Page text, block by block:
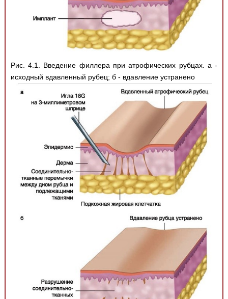
Рис. 4.1. Введение филлера при атрофических рубцах. а -
исходный вдавленный рубец; б - вдавление устранено